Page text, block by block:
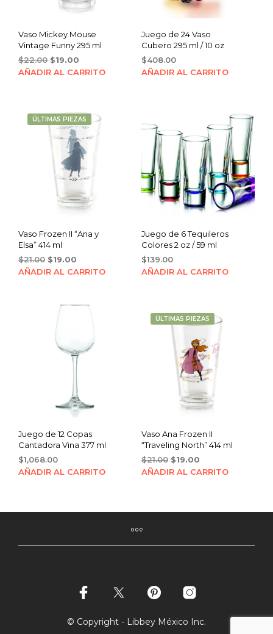
Vaso Mickey Mouse
Vintage Funny 295 ml
$22.00 Original
price
$19.00
price
AÑADIR AL CARRITO
Juego de 24 Vaso
Cubero 295 ml / 10 oz
$408.00
AÑADIR AL CARRITO
ÚLTIMAS PIEZAS
Vaso Frozen II “Ana y
Elsa” 414 ml
$21.00 Original
price
$19.00
price
AÑADIR AL CARRITO
Juego de 6 Tequileros
Colores 2 oz / 59 ml
$139.00
AÑADIR AL CARRITO
Juego de 12 Copas
Cantadora Vina 377 ml
$1,068.00
AÑADIR AL CARRITO
ÚLTIMAS PIEZAS
Vaso Ana Frozen II
“Traveling North” 414 ml
$21.00 Original
price
$19.00Current
price
AÑADIR AL CARRITO
© Copyright - Libbey México Inc.